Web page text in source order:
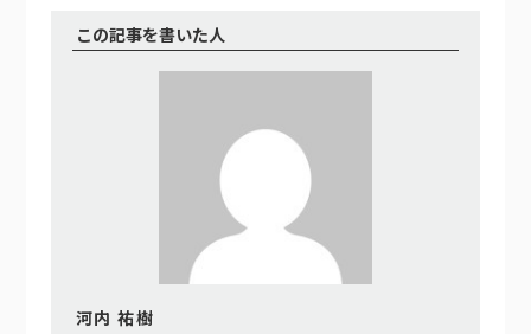
この記事を書いた人
河内 祐樹